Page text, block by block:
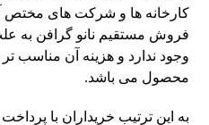
کارخانه ها و شرکت های مختص آن
فروش مستقیم نانو گرافن به
وجود ندارد و هزینه آن مناسب تر
محصول می باشد.
به این ترتیب خریداران با